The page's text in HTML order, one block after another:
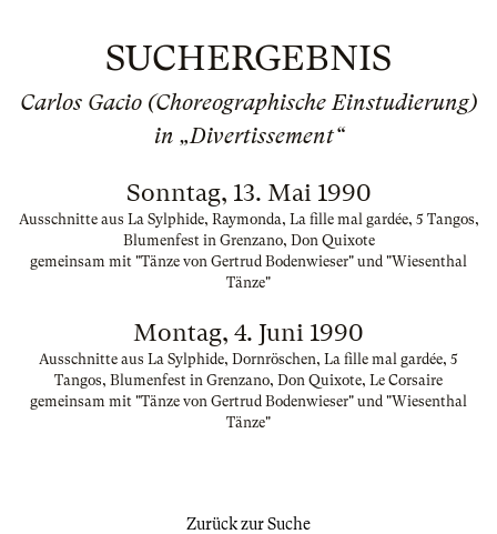
SUCHERGEBNIS
Carlos Gacio (Choreographische Einstudierung)
in „Divertissement“
Sonntag, 13. Mai 1990
Ausschnitte aus La Sylphide, Raymonda, La fille mal gardée, 5 Tangos,
Blumenfest in Grenzano, Don Quixote
gemeinsam mit "Tänze von Gertrud Bodenwieser" und "Wiesenthal
Tänze"
Montag, 4. Juni 1990
Ausschnitte aus La Sylphide, Dornröschen, La fille mal gardée, 5
Tangos, Blumenfest in Grenzano, Don Quixote, Le Corsaire
gemeinsam mit "Tänze von Gertrud Bodenwieser" und "Wiesenthal
Tänze"
Zurück zur Suche